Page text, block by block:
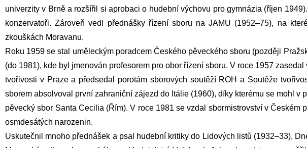
univerzity v Brně a rozšířil si aprobaci o hudební výchovu pro gymnázia (říjen
konzervatoři. Zároveň vedl přednášky řízení sboru na JAMU (1952–75), na
zkouškách Moravanu.
Roku 1959 se stal uměleckým poradcem Českého pěveckého sboru (později
(do 1981), kde byl jmenován profesorem pro obor řízení sboru. V roce 1957
tvořivosti v Praze a předsedal porotám sborových soutěží ROH a Soutěže
sborem absolvoval první zahraniční zájezd do Itálie (1960), díky kterému se mohl
pěvecký sbor Santa Cecilia (Řím). V roce 1981 se vzdal sbormistrovství v
osmdesátých narozenin.
Uskutečnil mnoho přednášek a psal hudební kritiky do Lidových listů (1932–33),